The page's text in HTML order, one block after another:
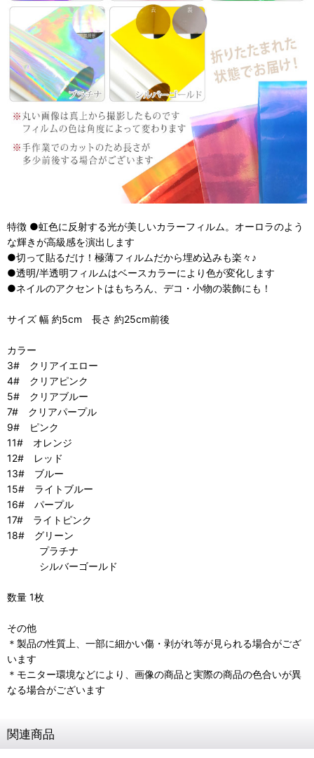
特徴 ●虹色に反射する光が美しいカラーフィルム。オーロラのよう
な輝きが高級感を演出します
●切って貼るだけ！極薄フィルムだから埋め込みも楽々♪
●透明/半透明フィルムはベースカラーにより色が変化します
●ネイルのアクセントはもちろん、デコ・小物の装飾にも！
サイズ 幅 約5cm 長さ 約25cm前後
カラー
3# クリアイエロー
4# クリアピンク
5# クリアブルー
7# クリアパープル
9# ピンク
11# オレンジ
12# レッド
13# ブルー
15# ライトブルー
16# パープル
17# ライトピンク
18# グリーン
プラチナ
シルバーゴールド
数量 1枚
その他
＊製品の性質上、一部に細かい傷・剥がれ等が見られる場合がござ
います
＊モニター環境などにより、画像の商品と実際の商品の色合いが異
なる場合がございます
関連商品